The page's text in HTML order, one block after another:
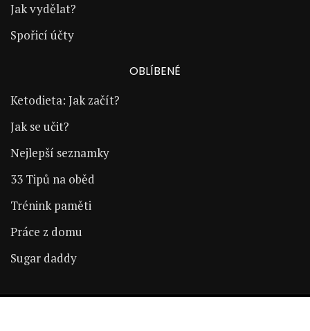
Jak vydělat?
Spořicí účty
OBLÍBENÉ
Ketodieta: Jak začít?
Jak se učit?
Nejlepší seznamky
33 Tipů na oběd
Trénink paměti
Práce z domu
Sugar daddy